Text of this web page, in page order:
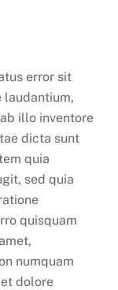
error sit
laudantium,
illo inventore
dicta sunt
quia
sed quia
quisquam
numquam
dolore